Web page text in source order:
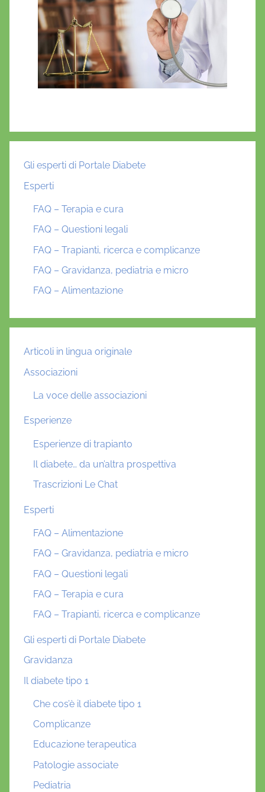
Gli esperti di Portale Diabete
Esperti
FAQ – Terapia e cura
FAQ – Questioni legali
FAQ – Trapianti, ricerca e complicanze
FAQ – Gravidanza, pediatria e micro
FAQ – Alimentazione
Articoli in lingua originale
Associazioni
La voce delle associazioni
Esperienze
Esperienze di trapianto
Il diabete… da un’altra prospettiva
Trascrizioni Le Chat
Esperti
FAQ – Alimentazione
FAQ – Gravidanza, pediatria e micro
FAQ – Questioni legali
FAQ – Terapia e cura
FAQ – Trapianti, ricerca e complicanze
Gli esperti di Portale Diabete
Gravidanza
Il diabete tipo 1
Che cos’è il diabete tipo 1
Complicanze
Educazione terapeutica
Patologie associate
Pediatria